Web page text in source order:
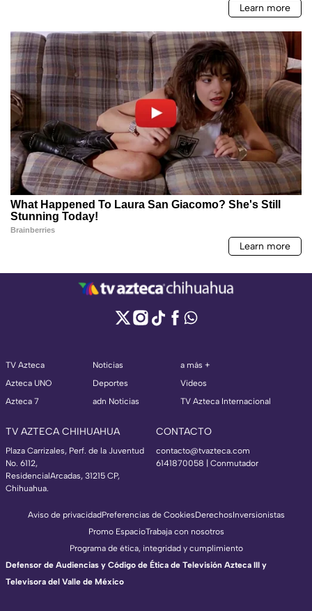
TV Azteca
Azteca UNO
Azteca 7
Noticias
Deportes
adn Noticias
a más +
Videos
TV Azteca Internacional
TV AZTECA CHIHUAHUA
Plaza Carrizales, Perf. de la Juventud
No. 6112,
ResidencialArcadas, 31215 CP,
Chihuahua.
CONTACTO
contacto@tvazteca.com
6141870058 | Conmutador
Aviso de privacidadPreferencias de CookiesDerechosInversionistas
Promo EspacioTrabaja con nosotros
Programa de ética, integridad y cumplimiento
Defensor de Audiencias y Código de Ética de Televisión Azteca III y
Televisora del Valle de México